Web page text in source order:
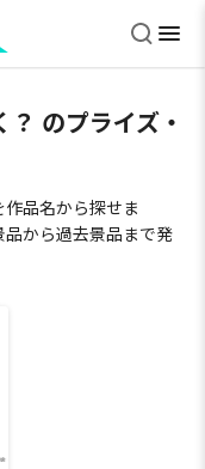
？ のプライズ・
品名から探せま
から過去景品まで発